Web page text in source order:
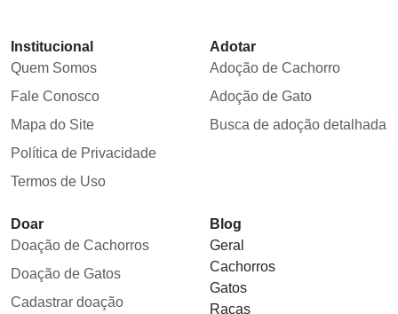
Institucional
Quem Somos
Fale Conosco
Mapa do Site
Política de Privacidade
Termos de Uso
Adotar
Adoção de Cachorro
Adoção de Gato
Busca de adoção detalhada
Doar
Doação de Cachorros
Doação de Gatos
Cadastrar doação
Blog
Geral
Cachorros
Gatos
Raças